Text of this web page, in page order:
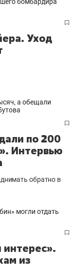
Уход
по 200
Интервью
обратно в
из